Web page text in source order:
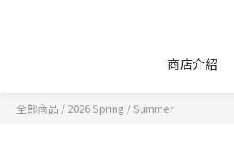
商店介紹
全部商品 / 2026 Spring / Summer